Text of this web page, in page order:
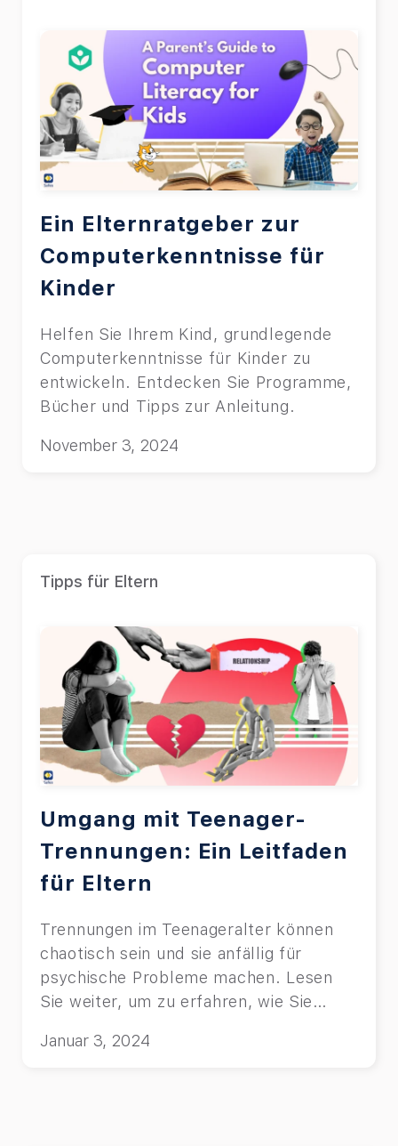
Ein Elternratgeber zur
Computerkenntnisse für
Kinder
Helfen Sie Ihrem Kind, grundlegende
Computerkenntnisse für Kinder zu
entwickeln. Entdecken Sie Programme,
Bücher und Tipps zur Anleitung.
November 3, 2024
Tipps für Eltern
Umgang mit Teenager-
Trennungen: Ein Leitfaden
für Eltern
Trennungen im Teenageralter können
chaotisch sein und sie anfällig für
psychische Probleme machen. Lesen
Sie weiter, um zu erfahren, wie Sie
Januar 3, 2024